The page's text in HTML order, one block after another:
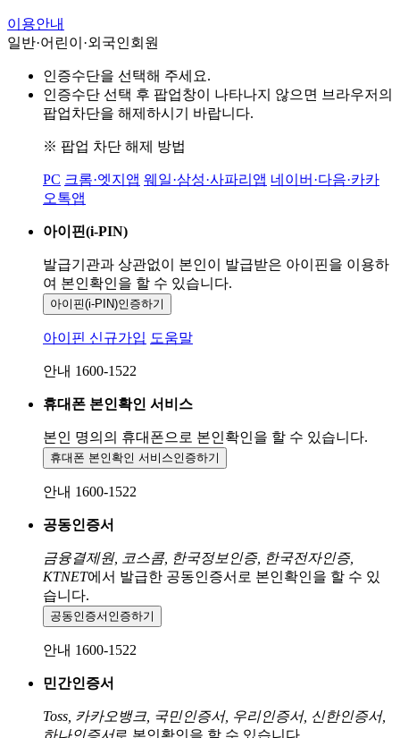
이용안내
일반·어린이·외국인회원
인증수단을 선택해 주세요.
인증수단 선택 후 팝업창이 나타나지 않으면 브라우저의
팝업차단을 해제하시기 바랍니다.
※ 팝업 차단 해제 방법
PC 크롬·엣지앱 웨일·삼성·사파리앱 네이버·다음·카카
오톡앱
아이핀(i-PIN)
발급기관과 상관없이 본인이 발급받은 아이핀을 이용하
여 본인확인을 할 수 있습니다.
아이핀(i-PIN)인증하기
아이핀 신규가입 도움말
안내 1600-1522
휴대폰 본인확인 서비스
본인 명의의 휴대폰으로 본인확인을 할 수 있습니다.
휴대폰 본인확인 서비스인증하기
안내 1600-1522
공동인증서
금융결제원, 코스콤, 한국정보인증, 한국전자인증,
KTNET에서 발급한 공동인증서로 본인확인을 할 수 있
습니다.
공동인증서 인증하기
안내 1600-1522
민간인증서
Toss, 카카오뱅크, 국민인증서, 우리인증서, 신한인증서,